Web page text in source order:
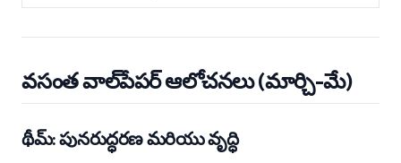
వసంత వాల్‌పేపర్ ఆలోచనలు (మార్చి-మే)
థీమ్: పునరుద్ధరణ మరియు వృద్ధి